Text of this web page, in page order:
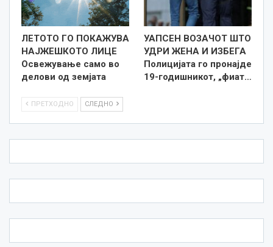
ЛЕТОТО ГО ПОКАЖУВА
НАЈЖЕШКОТО ЛИЦE
Освежување само во
делови од земјата
УАПСЕН ВОЗАЧОТ ШТО
УДРИ ЖЕНА И ИЗБЕГА
Полицијата го пронајде
19-годишникот, „фиат…
ПРЕТХОДНО СЛЕДНО